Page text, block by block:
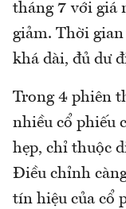
tháng 7 với giá
giảm. Thời
khá dài, đủ dư
Trong 4 phiên
nhiều cổ phiếu
hẹp, chỉ thuộc
Điều chỉnh
tín hiệu của cổ